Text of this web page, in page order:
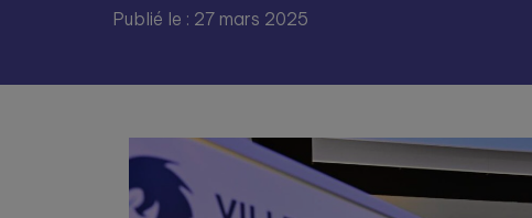
Publié le : 27 mars 2025